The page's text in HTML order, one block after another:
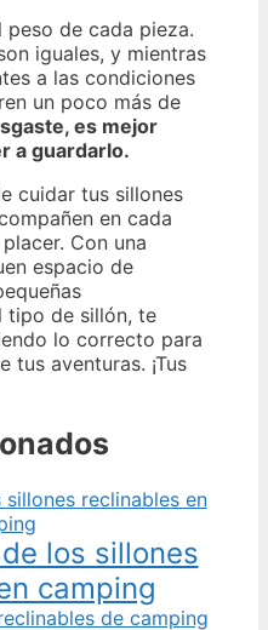
peso de cada pieza.
iguales, y mientras
a las condiciones
un poco más de
es mejor
a guardarlo.
cuidar tus sillones
en cada
Con una
espacio de
tipo de sillón, te
lo correcto para
tus aventuras. ¡Tus
los sillones
camping